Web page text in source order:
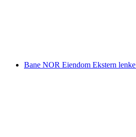
Bane NOR Eiendom Ekstern lenke